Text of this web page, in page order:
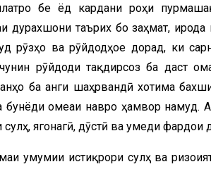
бе ёд кардани роҳи
дурахшони таърих бо заҳмат, ирода
рӯзҳо ва рӯйдодҳое дорад, ки
рӯйдоди тақдирсоз ба даст
ба ҷанги шаҳрвандӣ хотима
бунёди ҷомеаи навро ҳамвор намуд.
сулҳ, ягонагӣ, дӯстӣ ва умеди
умумии истиқрори сулҳ ва